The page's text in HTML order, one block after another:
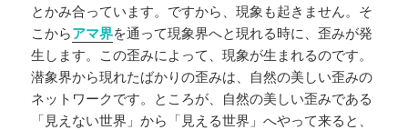
とかみ合っています。ですから、現象も起きません。そ
こからアマ界を通って現象界へと現れる時に、歪みが発
生します。この歪みによって、現象が生まれるのです。
潜象界から現れたばかりの歪みは、自然の美しい歪みの
ネットワークです。ところが、自然の美しい歪みである
「見えない世界」から「見える世界」へやって来ると、